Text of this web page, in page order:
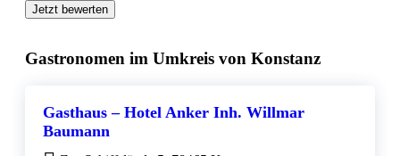
Jetzt bewerten
Gastronomen im Umkreis von Konstanz
Gasthaus – Hotel Anker Inh. Willmar
Baumann